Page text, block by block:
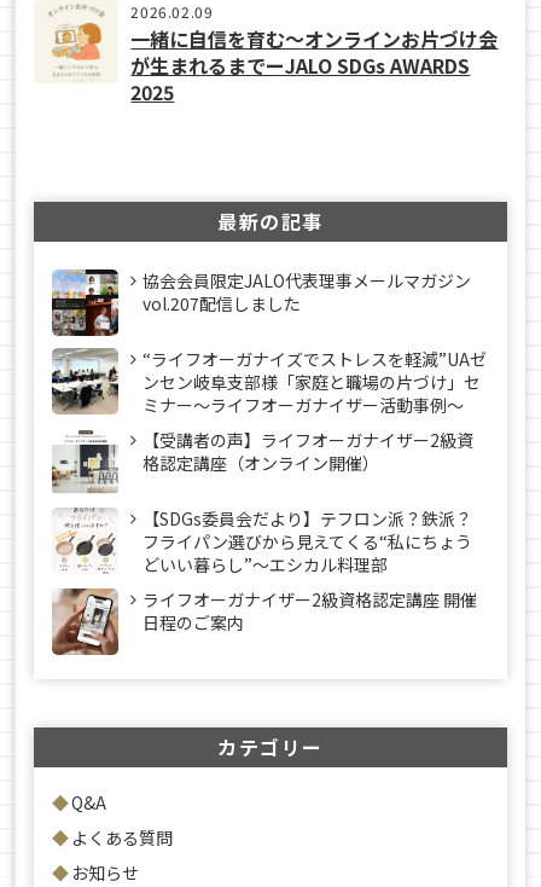
2026.02.09
一緒に自信を育む～オンラインお片づけ会
が生まれるまでーJALO SDGs AWARDS
2025
最新の記事
協会会員限定JALO代表理事メールマガジン
vol.207配信しました
“ライフオーガナイズでストレスを軽減”UAゼ
ンセン岐阜支部様「家庭と職場の片づけ」セ
ミナー～ライフオーガナイザー活動事例〜
【受講者の声】ライフオーガナイザー2級資
格認定講座（オンライン開催）
【SDGs委員会だより】テフロン派？鉄派？
フライパン選びから見えてくる“私にちょう
どいい暮らし”～エシカル料理部
ライフオーガナイザー2級資格認定講座 開催
日程のご案内
カテゴリー
Q&A
よくある質問
お知らせ